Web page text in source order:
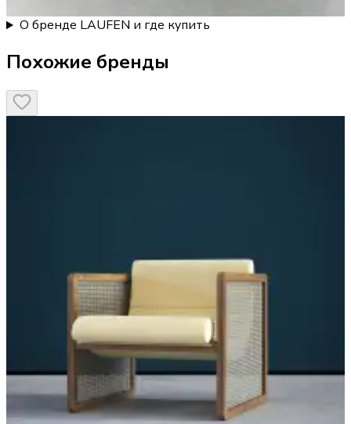
О бренде LAUFEN и где купить
Похожие бренды